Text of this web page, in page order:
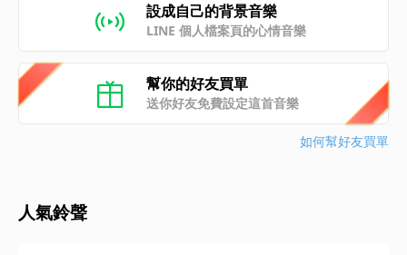
設成自己的背景音樂
LINE 個人檔案頁的心情音樂
幫你的好友買單
送你好友免費設定這首音樂
如何幫好友買單
人氣鈴聲